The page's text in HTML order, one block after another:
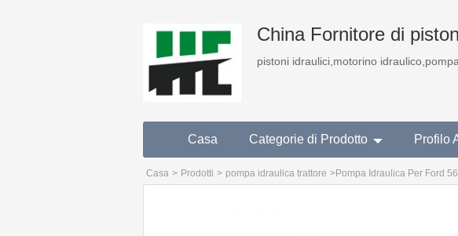
China Fornitore di
pistoni idraulici,motorino
Casa Categorie di Prodotto Profilo
Casa > Prodotti > pompa idraulica trattore >Pompa Idraulica Per Ford